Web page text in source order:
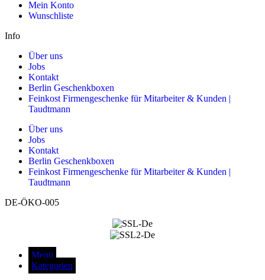
Mein Konto
Wunschliste
Info
Über uns
Jobs
Kontakt
Berlin Geschenkboxen
Feinkost Firmengeschenke für Mitarbeiter & Kunden |
Taudtmann
Über uns
Jobs
Kontakt
Berlin Geschenkboxen
Feinkost Firmengeschenke für Mitarbeiter & Kunden |
Taudtmann
DE-ÖKO-005
Menü
Kategorien